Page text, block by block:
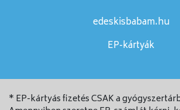
edeskisbabam.hu
EP-kártyák
* EP-kártyás fizetés CSAK a